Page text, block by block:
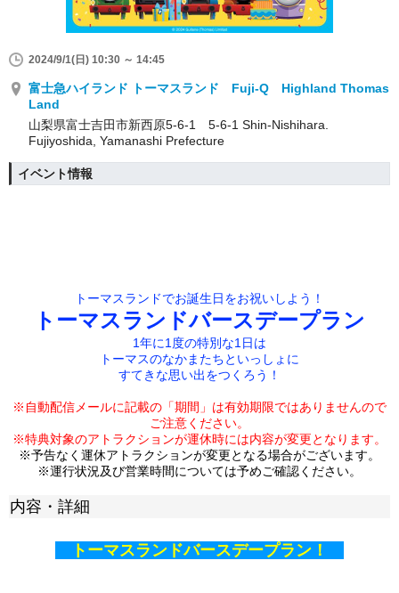
2024/9/1(日) 10:30 ～ 14:45
富士急ハイランド トーマスランド Fuji-Q Highland Thomas
Land
山梨県富士吉田市新西原5-6-1 5-6-1 Shin-Nishihara.
Fujiyoshida, Yamanashi Prefecture
イベント情報
トーマスランドでお誕生日をお祝いしよう！
トーマスランドバースデープラン
1年に1度の特別な1日は
トーマスのなかまたちといっしょに
すてきな思い出をつくろう！
※自動配信メールに記載の「期間」は有効期限ではありませんので
ご注意ください。
※特典対象のアトラクションが運休時には内容が変更となります。
※予告なく運休アトラクションが変更となる場合がございます。
※運行状況及び営業時間については予めご確認ください。
内容・詳細
トーマスランドバースデープラン！